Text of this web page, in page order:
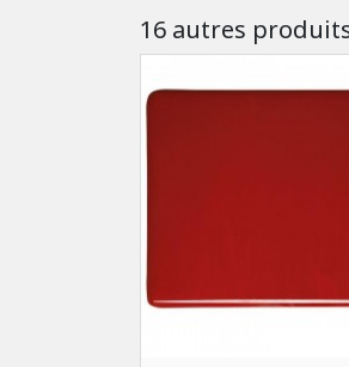
16 autres